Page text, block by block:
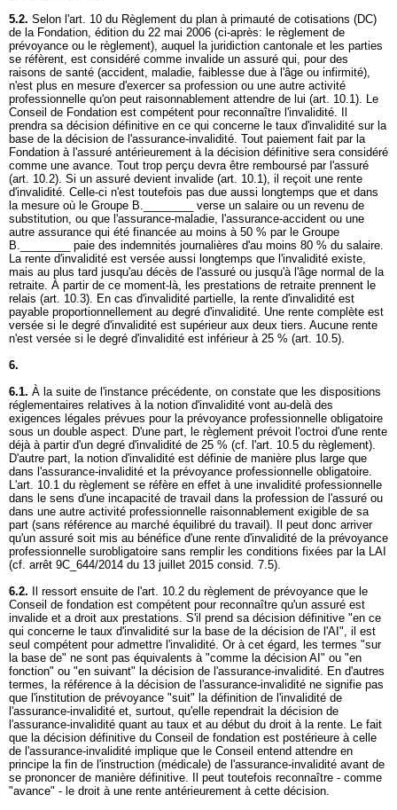
5.2. Selon l'art. 10 du Règlement du plan à primauté de cotisations (DC)
de la Fondation, édition du 22 mai 2006 (ci-après: le règlement de
prévoyance ou le règlement), auquel la juridiction cantonale et les parties
se réfèrent, est considéré comme invalide un assuré qui, pour des
raisons de santé (accident, maladie, faiblesse due à l'âge ou infirmité),
n'est plus en mesure d'exercer sa profession ou une autre activité
professionnelle qu'on peut raisonnablement attendre de lui (art. 10.1). Le
Conseil de Fondation est compétent pour reconnaître l'invalidité. Il
prendra sa décision définitive en ce qui concerne le taux d'invalidité sur la
base de la décision de l'assurance-invalidité. Tout paiement fait par la
Fondation à l'assuré antérieurement à la décision définitive sera considéré
comme une avance. Tout trop perçu devra être remboursé par l'assuré
(art. 10.2). Si un assuré devient invalide (art. 10.1), il reçoit une rente
d'invalidité. Celle-ci n'est toutefois pas due aussi longtemps que et dans
la mesure où le Groupe B.________ verse un salaire ou un revenu de
substitution, ou que l'assurance-maladie, l'assurance-accident ou une
autre assurance qui été financée au moins à 50 % par le Groupe
B.________ paie des indemnités journalières d'au moins 80 % du salaire.
La rente d'invalidité est versée aussi longtemps que l'invalidité existe,
mais au plus tard jusqu'au décès de l'assuré ou jusqu'à l'âge normal de la
retraite. À partir de ce moment-là, les prestations de retraite prennent le
relais (art. 10.3). En cas d'invalidité partielle, la rente d'invalidité est
payable proportionnellement au degré d'invalidité. Une rente complète est
versée si le degré d'invalidité est supérieur aux deux tiers. Aucune rente
n'est versée si le degré d'invalidité est inférieur à 25 % (art. 10.5).
6.
6.1. À la suite de l'instance précédente, on constate que les dispositions
réglementaires relatives à la notion d'invalidité vont au-delà des
exigences légales prévues pour la prévoyance professionnelle obligatoire
sous un double aspect. D'une part, le règlement prévoit l'octroi d'une rente
déjà à partir d'un degré d'invalidité de 25 % (cf. l'art. 10.5 du règlement).
D'autre part, la notion d'invalidité est définie de manière plus large que
dans l'assurance-invalidité et la prévoyance professionnelle obligatoire.
L'art. 10.1 du règlement se réfère en effet à une invalidité professionnelle
dans le sens d'une incapacité de travail dans la profession de l'assuré ou
dans une autre activité professionnelle raisonnablement exigible de sa
part (sans référence au marché équilibré du travail). Il peut donc arriver
qu'un assuré soit mis au bénéfice d'une rente d'invalidité de la prévoyance
professionnelle surobligatoire sans remplir les conditions fixées par la LAI
(cf. arrêt 9C_644/2014 du 13 juillet 2015 consid. 7.5).
6.2. Il ressort ensuite de l'art. 10.2 du règlement de prévoyance que le
Conseil de fondation est compétent pour reconnaître qu'un assuré est
invalide et a droit aux prestations. S'il prend sa décision définitive "en ce
qui concerne le taux d'invalidité sur la base de la décision de l'AI", il est
seul compétent pour admettre l'invalidité. Or à cet égard, les termes "sur
la base de" ne sont pas équivalents à "comme la décision AI" ou "en
fonction" ou "en suivant" la décision de l'assurance-invalidité. En d'autres
termes, la référence à la décision de l'assurance-invalidité ne signifie pas
que l'institution de prévoyance "suit" la définition de l'invalidité de
l'assurance-invalidité et, surtout, qu'elle rependrait la décision de
l'assurance-invalidité quant au taux et au début du droit à la rente. Le fait
que la décision définitive du Conseil de fondation est postérieure à celle
de l'assurance-invalidité implique que le Conseil entend attendre en
principe la fin de l'instruction (médicale) de l'assurance-invalidité avant de
se prononcer de manière définitive. Il peut toutefois reconnaître - comme
"avance" - le droit à une rente antérieurement à cette décision.